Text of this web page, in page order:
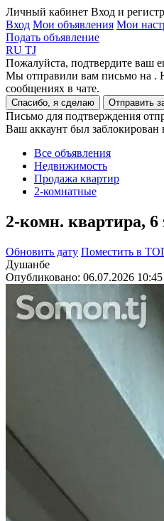
Личный кабинет Вход и
Вход Мои объявления Мои
Подать объявление
RU TJ
Пожалуйста, подтвердите ваш
Мы отправили вам письмо на .
сообщениях в чате.
Спасибо, я сделаю Отправить
Письмо для подтверждения
Ваш аккаунт был заблокирован
Все объявления
Недвижимость
Продажа квартир
2-комнатные
2-комн. квартира, 6
Обновить дату Поместить в
Душанбе
Опубликовано: 06.07.2026 10:45